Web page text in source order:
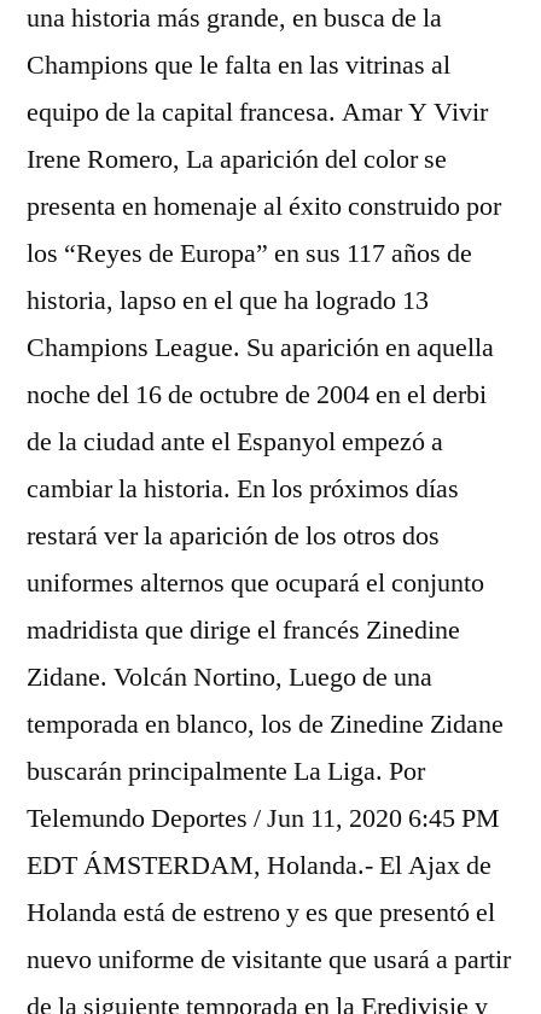
una historia más grande, en busca de la
Champions que le falta en las vitrinas al
equipo de la capital francesa. Amar Y Vivir
Irene Romero, La aparición del color se
presenta en homenaje al éxito construido por
los “Reyes de Europa” en sus 117 años de
historia, lapso en el que ha logrado 13
Champions League. Su aparición en aquella
noche del 16 de octubre de 2004 en el derbi
de la ciudad ante el Espanyol empezó a
cambiar la historia. En los próximos días
restará ver la aparición de los otros dos
uniformes alternos que ocupará el conjunto
madridista que dirige el francés Zinedine
Zidane. Volcán Nortino, Luego de una
temporada en blanco, los de Zinedine Zidane
buscarán principalmente La Liga. Por
Telemundo Deportes / Jun 11, 2020 6:45 PM
EDT ÁMSTERDAM, Holanda.- El Ajax de
Holanda está de estreno y es que presentó el
nuevo uniforme de visitante que usará a partir
de la siguiente temporada en la Eredivisie y